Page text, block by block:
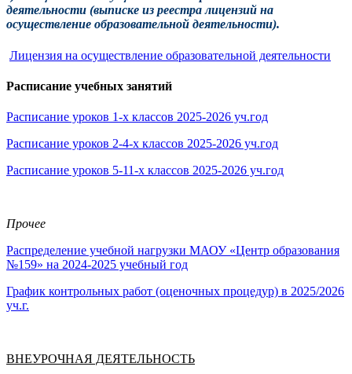
деятельности (выписке из реестра лицензий на
осуществление образовательной деятельности).
Лицензия на осуществление образовательной деятельности
Расписание учебных занятий
Расписание уроков 1-х классов 2025-2026 уч.год
Расписание уроков 2-4-х классов 2025-2026 уч.год
Расписание уроков 5-11-х классов 2025-2026 уч.год
Прочее
Распределение учебной нагрузки МАОУ «Центр образования
№159» на 2024-2025 учебный год
График контрольных работ (оценочных процедур) в 2025/2026
уч.г.
ВНЕУРОЧНАЯ ДЕЯТЕЛЬНОСТЬ